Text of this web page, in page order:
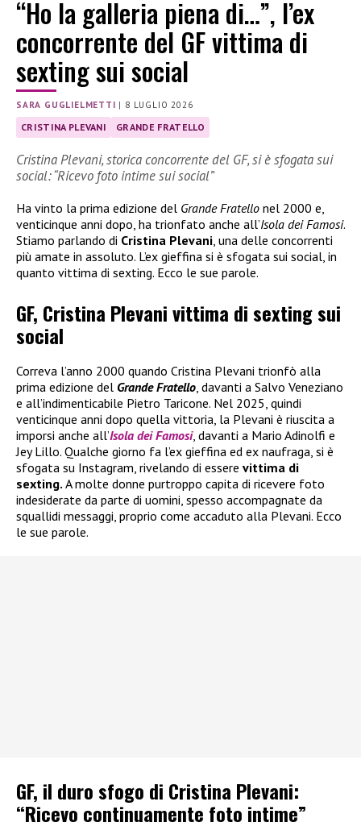
“Ho la galleria piena di…”, l’ex
concorrente del GF vittima di
sexting sui social
SARA GUGLIELMETTI | 8 LUGLIO 2026
CRISTINA PLEVANI GRANDE FRATELLO
Cristina Plevani, storica concorrente del GF, si è sfogata sui
social: “Ricevo foto intime sui social”
Ha vinto la prima edizione del Grande Fratello nel 2000 e,
venticinque anni dopo, ha trionfato anche all’Isola dei Famosi.
Stiamo parlando di Cristina Plevani , una delle concorrenti
più amate in assoluto. L’ex gieffina si è sfogata sui social, in
quanto vittima di sexting. Ecco le sue parole.
GF, Cristina Plevani vittima di sexting sui
social
Correva l’anno 2000 quando Cristina Plevani trionfò alla
prima edizione del Grande Fratello, davanti a Salvo Veneziano
e all’indimenticabile Pietro Taricone. Nel 2025, quindi
venticinque anni dopo quella vittoria, la Plevani è riuscita a
imporsi anche all’Isola dei Famosi, davanti a Mario Adinolfi e
Jey Lillo. Qualche giorno fa l’ex gieffina ed ex naufraga, si è
sfogata su Instagram, rivelando di essere vittima di
sexting. A molte donne purtroppo capita di ricevere foto
indesiderate da parte di uomini, spesso accompagnate da
squallidi messaggi, proprio come accaduto alla Plevani. Ecco
le sue parole.
GF, il duro sfogo di Cristina Plevani:
“Ricevo continuamente foto intime”